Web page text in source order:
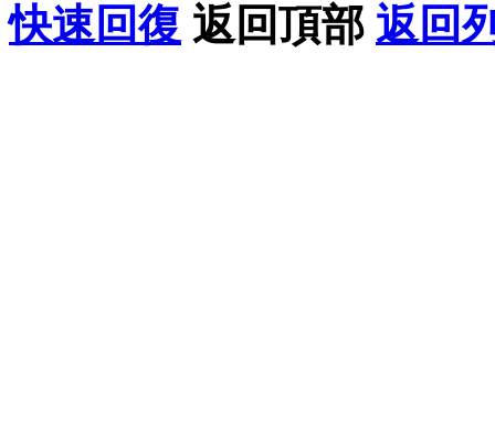
快速回復 返回頂部 返回